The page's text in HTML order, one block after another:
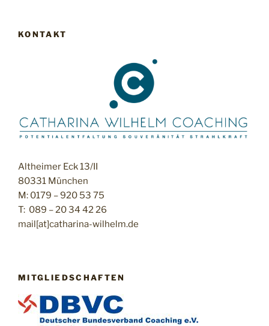
KONTAKT
Altheimer Eck 13/II
80331 München
M: 0179 – 920 53 75
T: 089 – 20 34 42 26
mail[at]catharina-wilhelm.de
MITGLIEDSCHAFTEN